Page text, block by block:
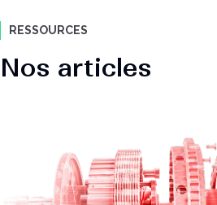
RESSOURCES
Nos articles